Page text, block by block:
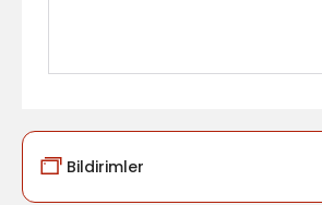
Bildirimler